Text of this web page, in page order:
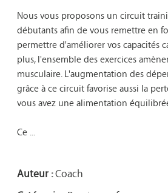
Nous vous proposons un circuit
débutants afin de vous remettre en
permettre d'améliorer vos capacités
plus, l'ensemble des exercices
musculaire. L'augmentation des
grâce à ce circuit favorise aussi la
vous avez une alimentation
Ce ...
Auteur :Coach